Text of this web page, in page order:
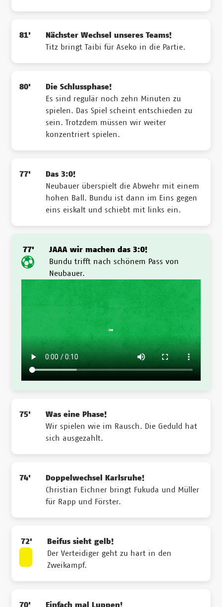
81'
Nächster Wechsel unseres Teams!
Titz bringt Taibi für Aseko in die Partie.
80'
Die Schlussphase!
Es sind regulär noch zehn Minuten zu
spielen. Das Spiel scheint entschieden zu
sein. Trotzdem müssen wir weiter
konzentriert spielen.
77'
Das 3:0!
Neubauer überspielt die Abwehr mit einem
hohen Ball. Bundu ist dann im Eins gegen
eins eiskalt und schiebt mit links ein.
77'
JAAA wir machen das 3:0!
Bundu trifft nach schönem Pass von
Neubauer.
75'
Was eine Phase!
Wir spielen wie im Rausch. Die Geduld hat
sich ausgezahlt.
74'
Doppelwechsel Karlsruhe!
Christian Eichner bringt Fukuda und Müller
für Rapp und Förster.
72'
Beifus sieht gelb!
Der Verteidiger geht zu hart in den
Zweikampf.
70' Einfach mal Luppen!